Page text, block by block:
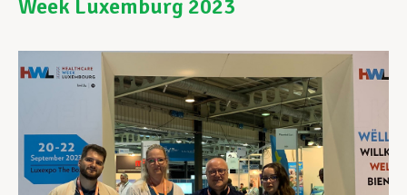
Unterstützung im Privatleben
Berufliche Weiterentwicklung
Week Luxemburg 2023